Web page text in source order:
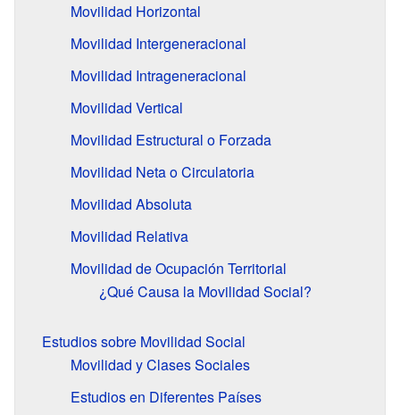
Movilidad Horizontal
Movilidad Intergeneracional
Movilidad Intrageneracional
Movilidad Vertical
Movilidad Estructural o Forzada
Movilidad Neta o Circulatoria
Movilidad Absoluta
Movilidad Relativa
Movilidad de Ocupación Territorial
¿Qué Causa la Movilidad Social?
Estudios sobre Movilidad Social
Movilidad y Clases Sociales
Estudios en Diferentes Países